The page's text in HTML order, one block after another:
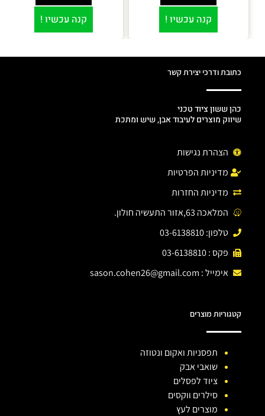
קנה עכשיו !
קנה עכשיו !
כתובת ודרכי יצירת קשר
כהן ששון ציוד טכני
שיווק מוצרים לעיבוד אבן, שיש ומתכת
הצהרת נגישות
מדיניות הפרטיות
מדיניות החזרות
המלאכה 63,אזור התעשיה חולון.
טלפון: 03-6138810
פקס : 03-6138810
אימייל : sason.cohen26@gmail.com
קטגוריות מוצרים
תפסניות ואקום ונטוזה
שואבי אבק
ציוד לפסלים
סילרים ווקסים
מוצרים לעץ